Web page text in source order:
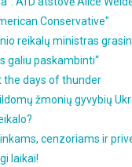
Conservative"
reikalų ministras
galiu paskambinti“
the days of thunder
žmonių gyvybių
cenzoriams ir
laikai!